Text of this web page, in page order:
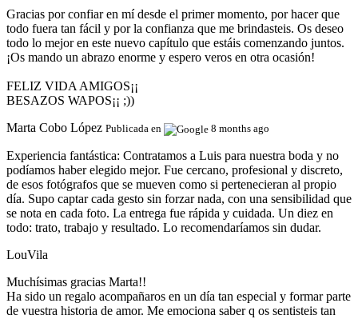
Gracias por confiar en mí desde el primer momento, por hacer que
todo fuera tan fácil y por la confianza que me brindasteis. Os deseo
todo lo mejor en este nuevo capítulo que estáis comenzando juntos.
¡Os mando un abrazo enorme y espero veros en otra ocasión!
FELIZ VIDA AMIGOS¡¡
BESAZOS WAPOS¡¡ ;))
Marta Cobo López Publicada en 8 months ago
Experiencia fantástica: Contratamos a Luis para nuestra boda y no
podíamos haber elegido mejor. Fue cercano, profesional y discreto,
de esos fotógrafos que se mueven como si pertenecieran al propio
día. Supo captar cada gesto sin forzar nada, con una sensibilidad que
se nota en cada foto. La entrega fue rápida y cuidada. Un diez en
todo: trato, trabajo y resultado. Lo recomendaríamos sin dudar.
LouVila
Muchísimas gracias Marta!!
Ha sido un regalo acompañaros en un día tan especial y formar parte
de vuestra historia de amor. Me emociona saber q os sentisteis tan